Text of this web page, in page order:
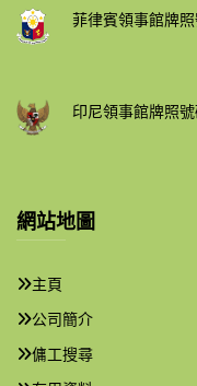
菲律賓領事館牌
印尼領事館牌照
網站地圖
主頁
公司簡介
傭工搜尋